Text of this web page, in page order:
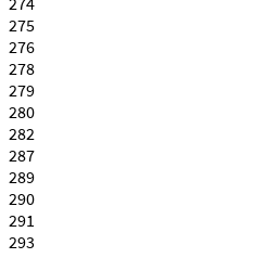
275
276
278
279
280
282
287
289
290
291
293